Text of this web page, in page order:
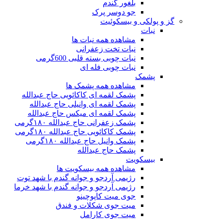
بلغور گندم
جو دوسر پرک
گز و پولکی و بیسکوئیت
نبات
مشاهده همه نبات ها
نبات تخت زعفرانی
نبات چوبی بسته قلبی 600گرمی
نبات چوبی فله ای
پشمک
مشاهده همه پشمک ها
پشمک لقمه ای کاکائویی حاج عبدالله
پشمک لقمه ای وانیلی حاج عبدالله
پشمک لقمه ای میکس حاج عبدالله
پشمک زعفرانی حاج عبدالله ۱۸۰گرمی
پشمک کاکائویی حاج عبدالله ۱۸۰گرمی
پشمک وانیل حاج عبدالله ۱۸۰گرمی
پشمک حاج عبدالله
بیسکویت
مشاهده همه بیسکویت ها
رژیمی آردجو و جوانه گندم با شهد توت
رژیمی آردجو و جوانه گندم با شهد خرما
جوی میت کاپوچینو
میت جوی شکلات و فندق
میت جوی کارامل